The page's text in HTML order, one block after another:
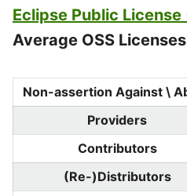
Eclipse Public License
Average OSS Licenses
Non-assertion Against \
Providers
Contributors
(Re-)Distributors